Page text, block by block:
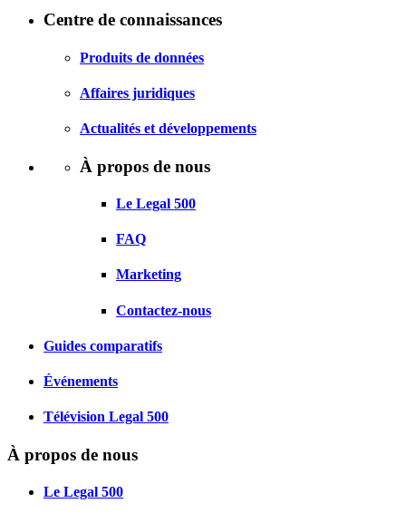
Centre de connaissances
Produits de données
Affaires juridiques
Actualités et développements
À propos de nous
Le Legal 500
FAQ
Marketing
Contactez-nous
Guides comparatifs
Événements
Télévision Legal 500
À propos de nous
Le Legal 500